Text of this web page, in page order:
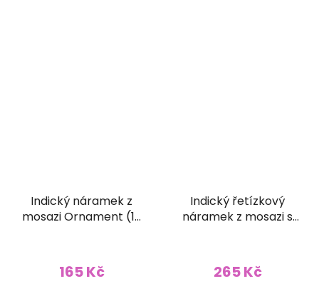
Indický náramek z
mosazi Ornament (10
165 Kč
Indický řetízkový
náramek z mosazi s
265 Kč